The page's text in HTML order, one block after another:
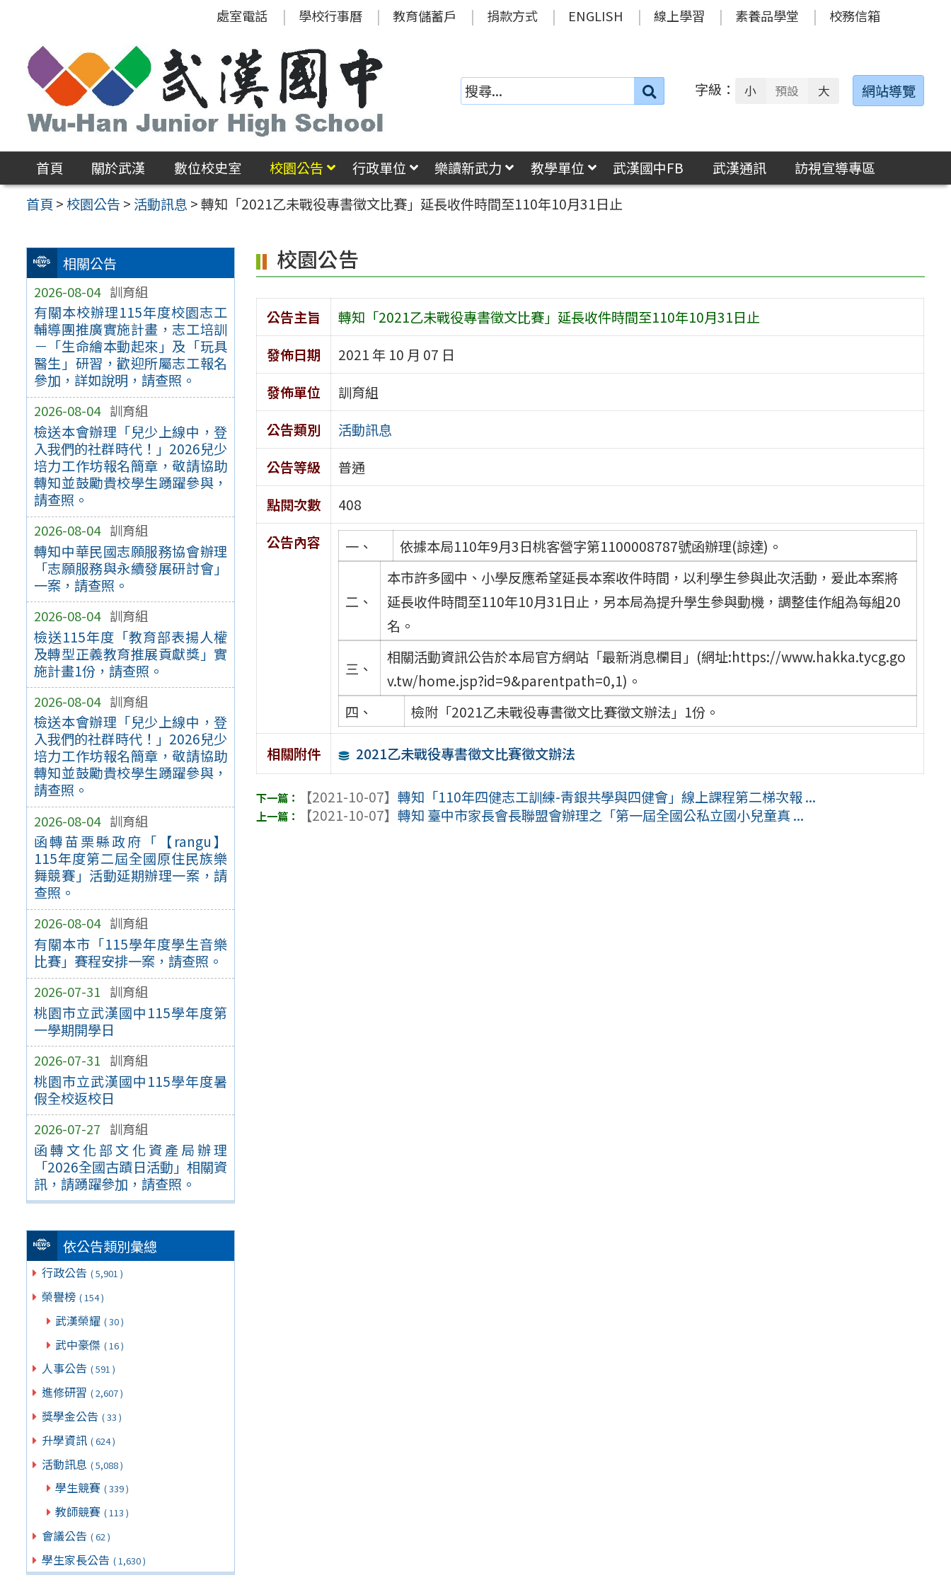
區
處室電話 學校行事曆 教育儲蓄戶 捐款方式 ENGLISH 線上學習 素養品學堂 校務信箱
搜
字級： 小 預設 大 網站導覽
首頁 關於武漢 數位校史室 校園公告 行政單位 樂讀新武力 教學單位 武漢國中FB 武漢通訊
訪視宣導專區
首頁 >校園公告 > 活動訊息 >轉知「2021乙未戰役專書徵文比賽」延長收件時間至110年10月31日止
相關公告
2026-08-04 訓育組
有關本校辦理115年度校園志工
輔導團推廣實施計畫，志工培訓
－「生命繪本動起來」及「玩具
醫生」研習，歡迎所屬志工報名
參加，詳如說明，請查照。
2026-08-04 訓育組
檢送本會辦理「兒少上線中，登
入我們的社群時代！」2026兒少
培力工作坊報名簡章，敬請協助
轉知並鼓勵貴校學生踴躍參與，
請查照。
2026-08-04 訓育組
轉知中華民國志願服務協會辦理
「志願服務與永續發展研討會」
一案，請查照。
2026-08-04 訓育組
檢送115年度「教育部表揚人權
及轉型正義教育推展貢獻獎」實
施計畫1份，請查照。
2026-08-04 訓育組
檢送本會辦理「兒少上線中，登
入我們的社群時代！」2026兒少
培力工作坊報名簡章，敬請協助
轉知並鼓勵貴校學生踴躍參與，
請查照。
2026-08-04 訓育組
函轉苗栗縣政府「【rangu】
115年度第二屆全國原住民族樂
舞競賽」活動延期辦理一案，請
查照。
2026-08-04 訓育組
有關本市「115學年度學生音樂
比賽」賽程安排一案，請查照。
2026-07-31 訓育組
桃園市立武漢國中115學年度第
一學期開學日
2026-07-31 訓育組
桃園市立武漢國中115學年度暑
假全校返校日
2026-07-27 訓育組
函轉文化部文化資產局辦理
「2026全國古蹟日活動」相關資
訊，請踴躍參加，請查照。
依公告類別彙總
行政公告 ( 5,901 )
榮譽榜 ( 154 )
武漢榮耀 ( 30 )
武中豪傑 ( 16 )
人事公告 ( 591 )
進修研習 ( 2,607 )
獎學金公告 ( 33 )
升學資訊 ( 624 )
活動訊息 ( 5,088 )
學生競賽 ( 339 )
教師競賽 ( 113 )
會議公告 ( 62 )
學生家長公告 ( 1,630 )
校園公告
公告主旨
轉知「2021乙未戰役專書徵文比賽」延長收件時間至110年10月31日止
發佈日期
2021 年 10 月 07 日
發佈單位
訓育組
公告類別
活動訊息
公告等級
普通
點閱次數
408
公告內容
一、 依據本局110年9月3日桃客營字第1100008787號函辦理(諒達)。
二、
本市許多國中、小學反應希望延長本案收件時間，以利學生參與此次活動，爰此本案將
延長收件時間至110年10月31日止，另本局為提升學生參與動機，調整佳作組為每組20
名。
三、
相關活動資訊公告於本局官方網站「最新消息欄目」(網址:https://www.hakka.tycg.go
v.tw/home.jsp?id=9&parentpath=0,1)。
四、
檢附「2021乙未戰役專書徵文比賽徵文辦法」1份。
相關附件 2021乙未戰役專書徵文比賽徵文辦法
【2021-10-07】轉知「110年四健志工訓練-靑銀共學與四健會」線上課程第二梯次報 ...
【2021-10-07】轉知 臺中市家長會長聯盟會辦理之「第一屆全國公私立國小兒童真 ...